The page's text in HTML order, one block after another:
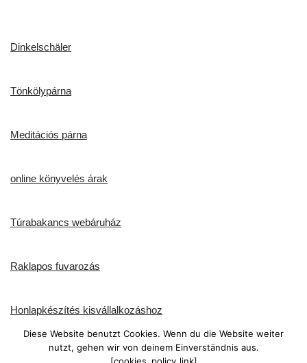
Dinkelschäler
Tönkölypárna
Meditációs párna
online könyvelés árak
Túrabakancs webáruház
Raklapos fuvarozás
Honlapkészítés kisvállalkozáshoz
Dinkelmatratze
Diese Website benutzt Cookies. Wenn du die Website weiter
nutzt, gehen wir von deinem Einverständnis aus.